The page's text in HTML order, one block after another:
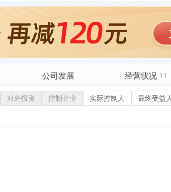
新增中标，2026年安徽省内陆路运输、取派及装卸搬运服务项目结果公告 中标单位：合肥盛海货运有限公司
全部动态
公司发展 经营状况 11
融资历史
招投标
5
对外投资 控制企业 实际控制人
最终受益